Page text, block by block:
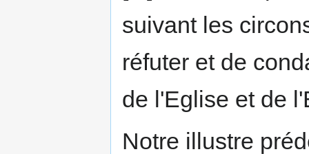
suivant les
réfuter et de
de l'Eglise et de
Notre illustre